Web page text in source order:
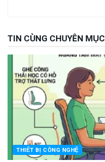
TIN CÙNG CHUYÊN MỤC
THIẾT BỊ CÔNG NGHỆ